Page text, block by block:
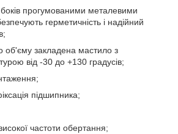
прогумованими металевими
герметичність і надійний
об'єму закладена мастило з
від -30 до +130 градусів;
підшипника;
частоти обертання;